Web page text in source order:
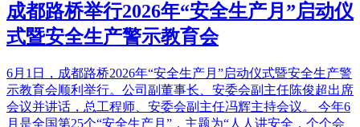
成都路桥举行2026年“安全生产月”启动仪
式暨安全生产警示教育会
6月1日，成都路桥2026年“安全生产月”启动仪式暨安全生产警
示教育会顺利举行。公司副董事长、安委会副主任陈俊超出席
会议并讲话，总工程师、安委会副主任冯辉主持会议。 今年6
月是全国第25个“安全生产月”，主题为“人人讲安全，个个会